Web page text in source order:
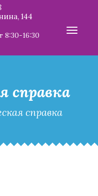
144
8:30-16:30
справка
справка